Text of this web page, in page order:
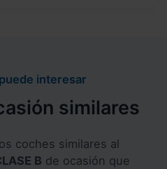
interesar
similares
coches similares al
B de ocasión que